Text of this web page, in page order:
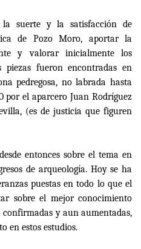
suerte y la satisfacción de
de Pozo Moro, aportar la
y valorar inicialmente los
piezas fueron encontradas en
pedregosa, no labrada hasta
por el aparcero Juan Rodríguez
(es de justicia que figuren
entonces sobre el tema en
de arqueología. Hoy se ha
puestas en todo lo que el
sobre el mejor conocimiento
y aun aumentadas,
en estos estudios.